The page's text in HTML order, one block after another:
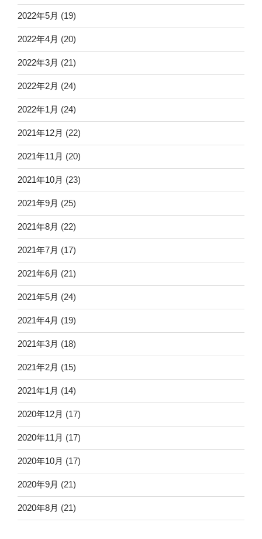
2022年5月 (19)
2022年4月 (20)
2022年3月 (21)
2022年2月 (24)
2022年1月 (24)
2021年12月 (22)
2021年11月 (20)
2021年10月 (23)
2021年9月 (25)
2021年8月 (22)
2021年7月 (17)
2021年6月 (21)
2021年5月 (24)
2021年4月 (19)
2021年3月 (18)
2021年2月 (15)
2021年1月 (14)
2020年12月 (17)
2020年11月 (17)
2020年10月 (17)
2020年9月 (21)
2020年8月 (21)